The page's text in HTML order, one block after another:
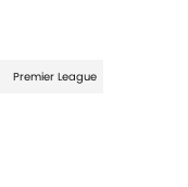
Premier League